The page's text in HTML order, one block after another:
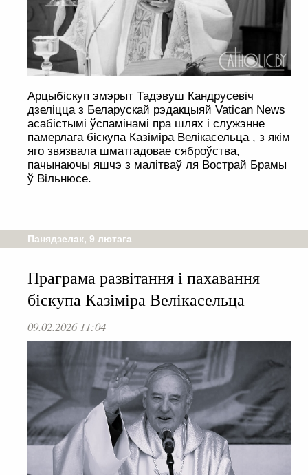
Арцыбіскуп эмэрыт Тадэвуш Кандрусевіч
дзеліцца з Беларускай рэдакцыяй Vatican News
асабістымі ўспамінамі пра шлях і служэнне
памерлага біскупа Казіміра Велікасельца , з якім
яго звязвала шматгадовае сяброўства,
пачынаючы яшчэ з малітваў ля Вострай Брамы
ў Вільнюсе.
Панядзелак, 9 лютага
Праграма развітання і пахавання
біскупа Казіміра Велікасельца
09.02.2026 11:04